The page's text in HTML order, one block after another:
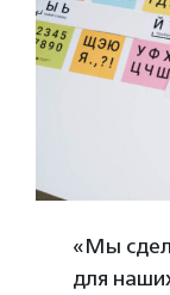
«Мы
для